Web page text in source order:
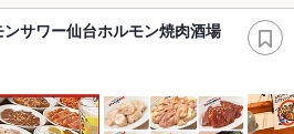
サワー仙台ホルモン焼肉酒場